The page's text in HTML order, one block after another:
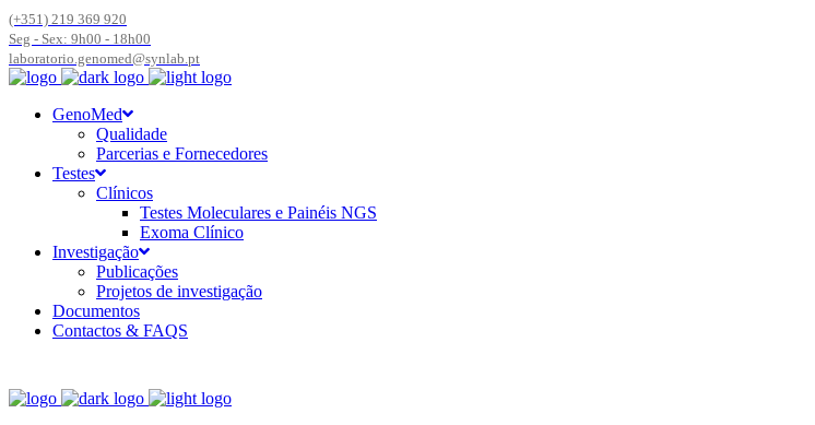
(+351) 219 369 920
Seg - Sex: 9h00 - 18h00
laboratorio.genomed@synlab.pt
GenoMed
Qualidade
Parcerias e Fornecedores
Testes
Clínicos
Testes Moleculares e Painéis NGS
Exoma Clínico
Investigação
Publicações
Projetos de investigação
Documentos
Contactos & FAQS